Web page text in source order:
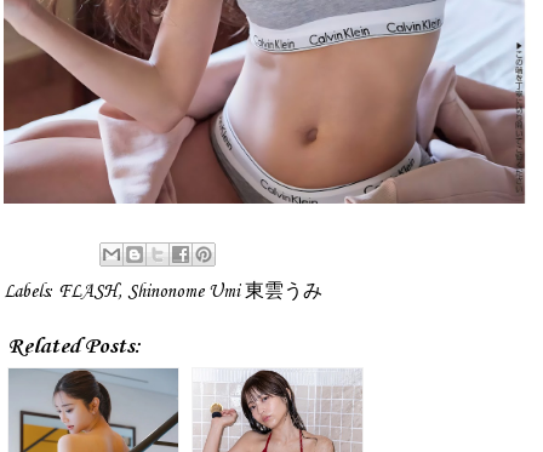
Labels: FLASH, Shinonome Umi 東雲うみ
Related Posts: